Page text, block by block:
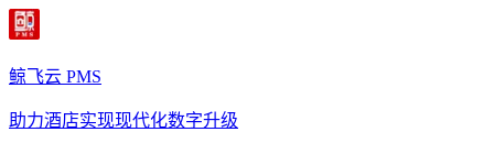
鲸飞云 PMS
助力酒店实现现代化数字升级